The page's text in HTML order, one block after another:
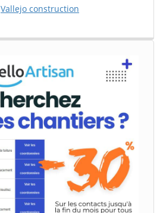
Vallejo construction